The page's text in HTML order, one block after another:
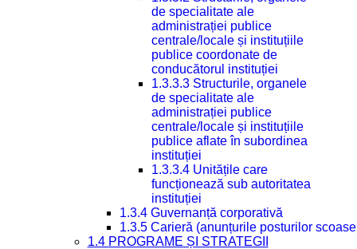
de specialitate ale
administrației publice
centrale/locale și instituțiile
publice coordonate de
conducătorul instituției
1.3.3.3 Structurile, organele
de specialitate ale
administrației publice
centrale/locale și instituțiile
publice aflate în subordinea
instituției
1.3.3.4 Unitățile care
funcționează sub autoritatea
instituției
1.3.4 Guvernanță corporativă
1.3.5 Carieră (anunțurile posturilor
1.4 PROGRAME ȘI STRATEGII